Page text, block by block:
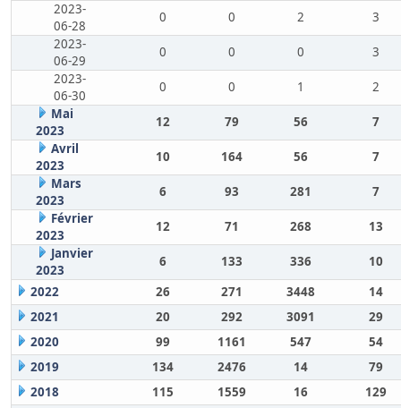
2023-
06-28
0 0 2
3
2023-
06-29
0 0 0
3
2023-
06-30
0 0 1
2
Mai
2023
12 79 56
7
Avril
2023
10 164 56
7
Mars
2023
6 93 281
7
Février
2023
12 71 268
13
Janvier
2023
6 133 336
10
2022
26 271 3448
14
2021
20 292 3091
29
2020
99 1161 547
54
2019
134 2476 14
79
2018
115 1559 16
129